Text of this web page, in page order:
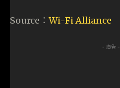
Source： Wi-Fi Alliance
- 廣告 -